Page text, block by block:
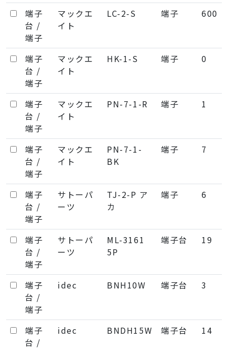
端子
台 /
端子
マックエ
イト
LC-2-S 端子 600
端子
台 /
端子
マックエ
イト
HK-1-S 端子 0
端子
台 /
端子
マックエ
イト
PN-7-1-R 端子 1
端子
台 /
端子
マックエ
イト
PN-7-1-
BK
端子 7
端子
台 /
端子
サトーパ
ーツ
TJ-2-P ア
カ
端子 6
端子
台 /
端子
サトーパ
ーツ
ML-3161
5P
端子台 19
端子
台 /
端子
idec BNH10W 端子台 3
端子
台 /
idec BNDH15W 端子台 14